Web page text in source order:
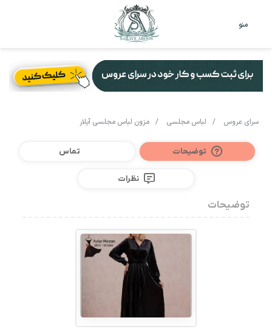
منو
سرای عروس / لباس مجلسی / مزون لباس مجلسی آیلار
توضیحات تماس
نظرات
توضیحات